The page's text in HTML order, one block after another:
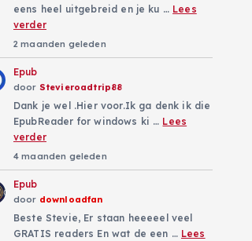
eens heel uitgebreid en je ku … Lees
verder
2 maanden geleden
Epub
door Stevieroadtrip88
Dank je wel .Hier voor.Ik ga denk ik die
EpubReader for windows ki … Lees
verder
4 maanden geleden
Epub
door downloadfan
Beste Stevie, Er staan heeeeel veel
GRATIS readers En wat de een … Lees